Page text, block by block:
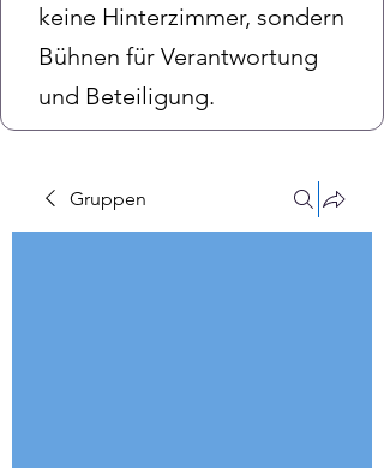
keine Hinterzimmer, sondern
Bühnen für Verantwortung
und Beteiligung.
Gruppen